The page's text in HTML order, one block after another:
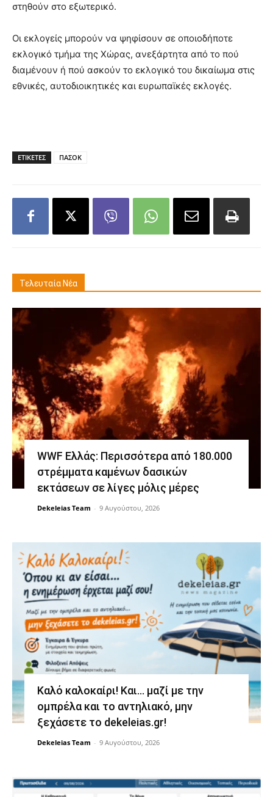
στηθούν στο εξωτερικό.
Οι εκλογείς μπορούν να ψηφίσουν σε οποιοδήποτε
εκλογικό τμήμα της Χώρας, ανεξάρτητα από το πού
διαμένουν ή πού ασκούν το εκλογικό του δικαίωμα στις
εθνικές, αυτοδιοικητικές και ευρωπαϊκές εκλογές.
ΕΤΙΚΕΤΕΣ ΠΑΣΟΚ
Τελευταία Νέα
WWF Ελλάς: Περισσότερα από 180.000
στρέμματα καμένων δασικών
εκτάσεων σε λίγες μόλις μέρες
Dekeleias Team - 9 Αυγούστου, 2026
Καλό καλοκαίρι! Και… μαζί με την
ομπρέλα και το αντηλιακό, μην
ξεχάσετε το dekeleias.gr!
Dekeleias Team - 9 Αυγούστου, 2026